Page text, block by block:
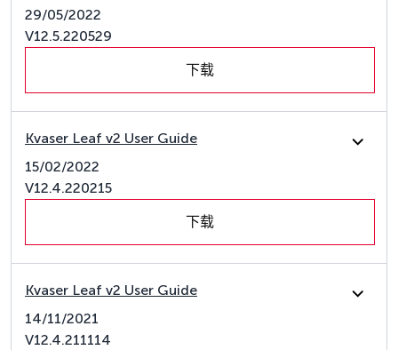
29/05/2022
V12.5.220529
下载
Kvaser Leaf v2 User Guide
15/02/2022
V12.4.220215
下载
Kvaser Leaf v2 User Guide
14/11/2021
V12.4.211114